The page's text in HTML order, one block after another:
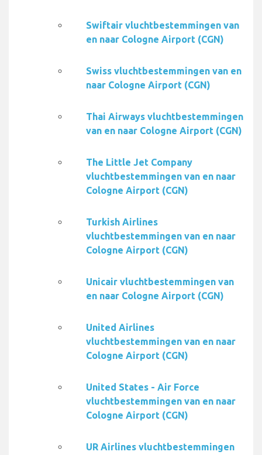
Swiftair vluchtbestemmingen van
en naar Cologne Airport (CGN)
Swiss vluchtbestemmingen van en
naar Cologne Airport (CGN)
Thai Airways vluchtbestemmingen
van en naar Cologne Airport (CGN)
The Little Jet Company
vluchtbestemmingen van en naar
Cologne Airport (CGN)
Turkish Airlines
vluchtbestemmingen van en naar
Cologne Airport (CGN)
Unicair vluchtbestemmingen van
en naar Cologne Airport (CGN)
United Airlines
vluchtbestemmingen van en naar
Cologne Airport (CGN)
United States - Air Force
vluchtbestemmingen van en naar
Cologne Airport (CGN)
UR Airlines vluchtbestemmingen